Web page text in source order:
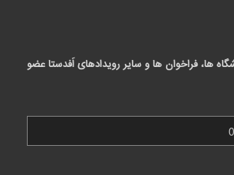
ها، فراخوان ها و سایر رویدادهای اَفدستا عضو